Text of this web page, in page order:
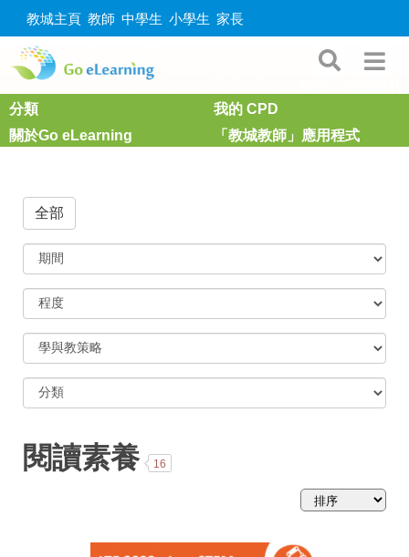
教城主頁 教師 中學生 小學生 家長
分類
我的 CPD
關於Go eLearning
「教城教師」應用程式
全部
間
度
與
策
閱讀素養 16